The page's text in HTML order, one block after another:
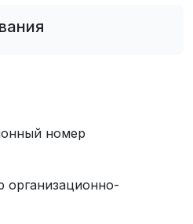
номер
организационно-